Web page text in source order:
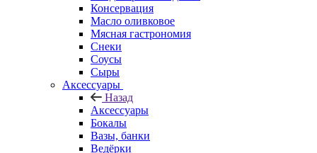
Консервация
Масло оливковое
Мясная гастрономия
Снеки
Соусы
Сыры
Аксессуары
Назад
Аксессуары
Бокалы
Вазы, банки
Ведёрки